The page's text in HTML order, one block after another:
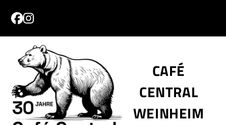
content
Facebook
Instagram
CAFÉ
CENTRAL
WEINHEIM